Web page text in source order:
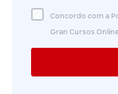
Concordo com a
Gran Cursos Online.